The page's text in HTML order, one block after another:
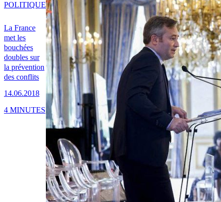
La France
met les
bouchées
doubles sur
la prévention
des conflits
14.06.2018
POLITIQUE
4 MINUTES